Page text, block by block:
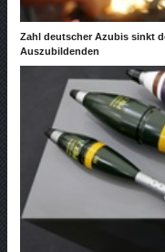
Zahl deutscher Azubis sinkt
Auszubildenden